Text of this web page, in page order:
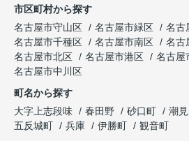
市区町村から探す
名古屋市守山区
名古屋市緑区
名古
名古屋市千種区
名古屋市南区
名古
名古屋市北区
名古屋市港区
名古屋
名古屋市中川区
町名から探す
大字上志段味
春田野 砂口町 潮
五反城町
兵庫 伊勝町
観音町